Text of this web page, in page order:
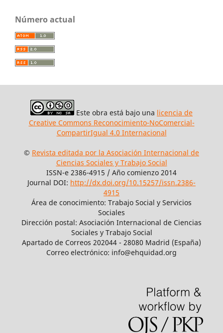
Número actual
Este obra está bajo una licencia de
Creative Commons Reconocimiento-NoComercial-
CompartirIgual 4.0 Internacional
© Revista editada por la Asociación Internacional de
Ciencias Sociales y Trabajo Social
ISSN-e 2386-4915 / Año comienzo 2014
Journal DOI: http://dx.doi.org/10.15257/issn.2386-
4915
Área de conocimiento: Trabajo Social y Servicios
Sociales
Dirección postal: Asociación Internacional de Ciencias
Sociales y Trabajo Social
Apartado de Correos 202044 - 28080 Madrid (España)
Correo electrónico: info@ehquidad.org